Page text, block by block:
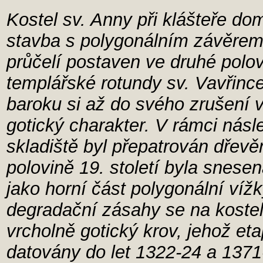
Kostel sv. Anny při klášteře
stavba s polygonálním
průčelí postaven ve druhé
templářské rotundy sv.
baroku si až do svého zrušení
gotický charakter. V rámci
skladiště byl přepatrován
polovině 19. století byla
jako horní část polygonální
degradační zásahy se na
vrcholně gotický krov, jehož
datovány do let 1322-24 a